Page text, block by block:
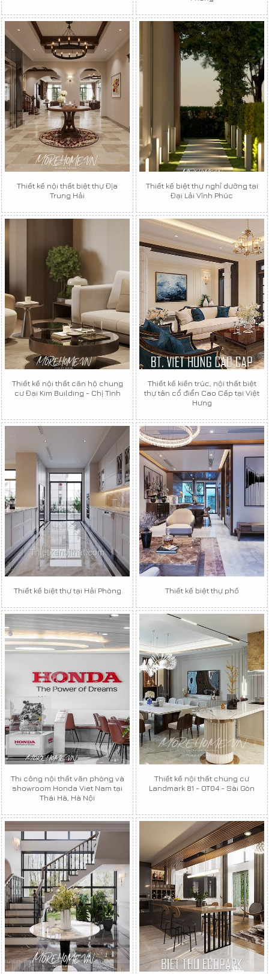
Thiết kế nội thất biệt thự Địa
Trung Hải
Thiết kế biệt thự nghỉ dưỡng tại
Đại Lải Vĩnh Phúc
Thiết kế nội thất căn hộ chung
cư Đại Kim Building - Chị Tình
Thiết kế kiến trúc, nội thất biệt
thự tân cổ điển Cao Cấp tại Việt
Hưng
Thiết kế biệt thự tại Hải Phòng Thiết kế biệt thự phố
Thi công nội thất văn phòng và
showroom Honda Viet Nam tại
Thái Hà, Hà Nội
Thiết kế nội thất chung cư
Landmark 81 - OT04 - Sài Gòn